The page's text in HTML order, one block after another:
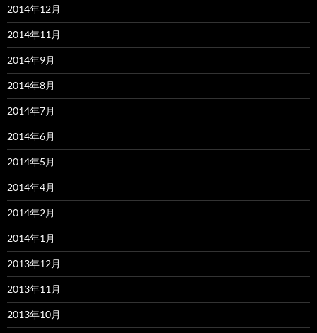
2014年12月
2014年11月
2014年9月
2014年8月
2014年7月
2014年6月
2014年5月
2014年4月
2014年2月
2014年1月
2013年12月
2013年11月
2013年10月